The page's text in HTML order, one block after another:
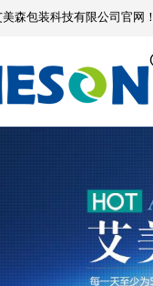
森包装科技有限公司官网！